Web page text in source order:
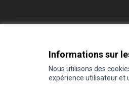
Informations sur
Nous utilisons des
expérience utilisateur et